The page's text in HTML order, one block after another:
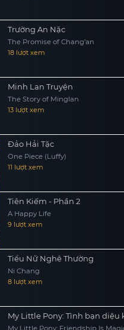
Trường An Nặc
The Promise of Chang’an
18 lượt xem
Minh Lan Truyện
The Story of Minglan
13 lượt xem
Đảo Hải Tặc
One Piece (Luffy)
11 lượt xem
Tiên Kiếm - Phần 2
A Happy Life
9 lượt xem
Tiểu Nữ Nghê Thường
Ni Chang
8 lượt xem
My Little Pony: Tình bạn diệu
My Little Pony: Friendship Is